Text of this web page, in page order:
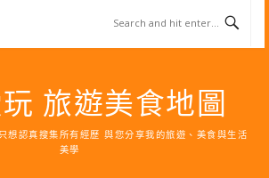
旅遊美食地圖
想認真搜集所有經歷 與您分享我的旅遊、美食與生活
美學